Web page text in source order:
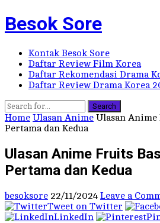
Besok Sore
Kontak Besok Sore
Daftar Review Film Korea
Daftar Rekomendasi Drama
Daftar Review Drama Korea
Search
Home Ulasan Anime Ulasan
Pertama dan Kedua
Ulasan Anime Fruits
Pertama dan Kedua
besoksore 22/11/2024 Leave a
Tweet on Twitter
LinkedIn